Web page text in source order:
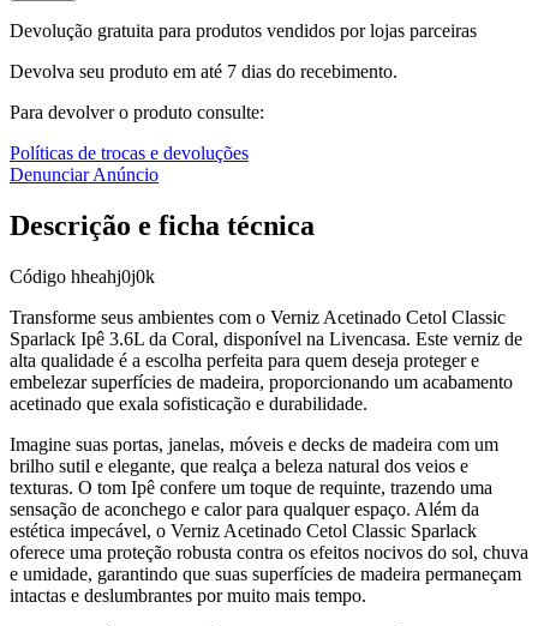
Devolução gratuita para produtos vendidos por lojas parceiras
Devolva seu produto em até 7 dias do recebimento.
Para devolver o produto consulte:
Políticas de trocas e devoluções
Denunciar Anúncio
Descrição e ficha técnica
Código hheahj0j0k
Transforme seus ambientes com o Verniz Acetinado Cetol Classic
Sparlack Ipê 3.6L da Coral, disponível na Livencasa. Este verniz de
alta qualidade é a escolha perfeita para quem deseja proteger e
embelezar superfícies de madeira, proporcionando um acabamento
acetinado que exala sofisticação e durabilidade.
Imagine suas portas, janelas, móveis e decks de madeira com um
brilho sutil e elegante, que realça a beleza natural dos veios e
texturas. O tom Ipê confere um toque de requinte, trazendo uma
sensação de aconchego e calor para qualquer espaço. Além da
estética impecável, o Verniz Acetinado Cetol Classic Sparlack
oferece uma proteção robusta contra os efeitos nocivos do sol, chuva
e umidade, garantindo que suas superfícies de madeira permaneçam
intactas e deslumbrantes por muito mais tempo.